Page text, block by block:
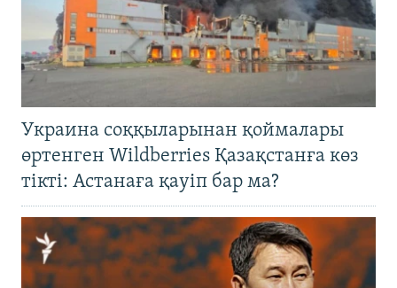
Украина соққыларынан қоймалары
өртенген Wildberries Қазақстанға көз
тікті: Астанаға қауіп бар ма?